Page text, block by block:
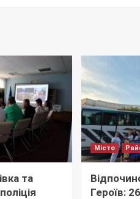
та
Місто
Героїв: